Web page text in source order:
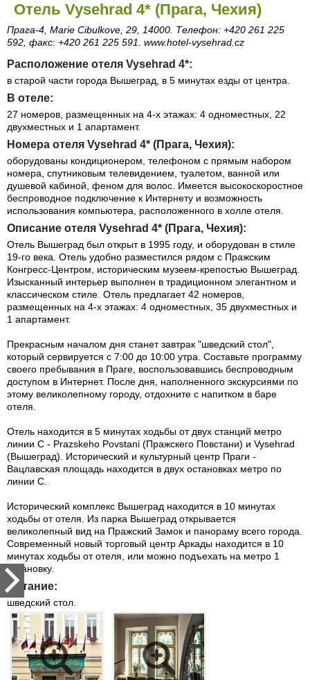
Отель Vysehrad 4* (Прага, Чехия)
Прага-4, Marie Cibulkove, 29, 14000. Телефон: +420 261 225
592, факс: +420 261 225 591. www.hotel-vysehrad.cz
Расположение отеля Vysehrad 4*:
в старой части города Вышеград, в 5 минутах езды от центра.
В отеле:
27 номеров, размещенных на 4-х этажах: 4 одноместных, 22
двухместных и 1 апартамент.
Номера отеля Vysehrad 4* (Прага, Чехия):
оборудованы кондиционером, телефоном с прямым набором
номера, спутниковым телевидением, туалетом, ванной или
душевой кабиной, феном для волос. Имеется высокоскоростное
беспроводное подключение к Интернетy и возможность
использования компьютера, расположенного в холле отеля.
Описание отеля Vysehrad 4* (Прага, Чехия):
Отель Вышеград был открыт в 1995 году, и оборудован в стиле
19-го века. Отель удобно разместился рядом с Пражским
Конгресс-Центром, историческим музеем-крепостью Вышеград.
Изысканный интерьер выполнен в традиционном элегантном и
классическом стиле. Отель предлагает 42 номеров,
размещенных на 4-х этажах: 4 одноместных, 35 двухместных и
1 апартамент.
Прекрасным началом дня станет завтрак "шведский стол",
который сервируется с 7:00 до 10:00 утра. Составьте программу
своего пребывания в Праге, воспользовавшись беспроводным
доступом в Интернет. После дня, наполненного экскурсиями по
этому великолепному городу, отдохните с напитком в баре
отеля.
Отель находится в 5 минутах ходьбы от двух станций метро
линии С - Prazskeho Povstani (Пражскего Повстани) и Vysehrad
(Вышеград). Исторический и культурный центр Праги -
Вацлавская площадь находится в двух остановках метро по
линии С.
Исторический комплекс Вышеград находится в 10 минутах
ходьбы от отеля. Из парка Вышеград открывается
великолепный вид на Пражский Замок и панораму всего города.
Современный новый торговый центр Аркады находится в 10
минутах ходьбы от отеля, или можно подъехать на метро 1
остановку.
Питание:
шведский стол.